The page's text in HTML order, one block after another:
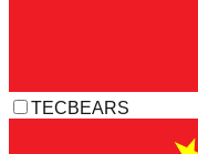
TECBEARS